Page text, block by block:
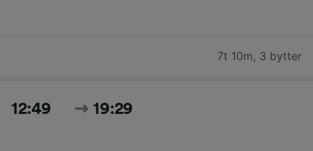
7t 10m, 3 bytter
12:49 19:29